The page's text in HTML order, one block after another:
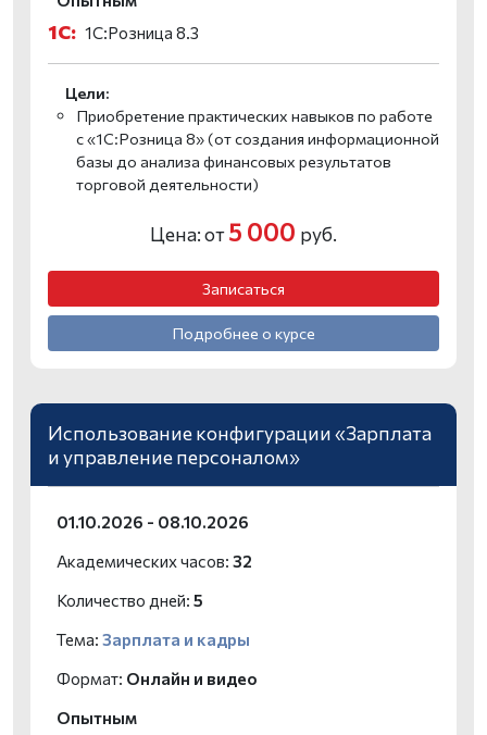
1С: 1С:Розница 8.3
Цели:
Приобретение практических навыков по работе
с «1С:Розница 8» (от создания информационной
базы до анализа финансовых результатов
торговой деятельности)
Цена: от5 000 руб.
Записаться
Подробнее о курсе
Использование конфигурации «Зарплата
и управление персоналом»
01.10.2026 - 08.10.2026
Академических часов: 32
Количество дней: 5
Тема: Зарплата и кадры
Формат: Онлайн и видео
Опытным